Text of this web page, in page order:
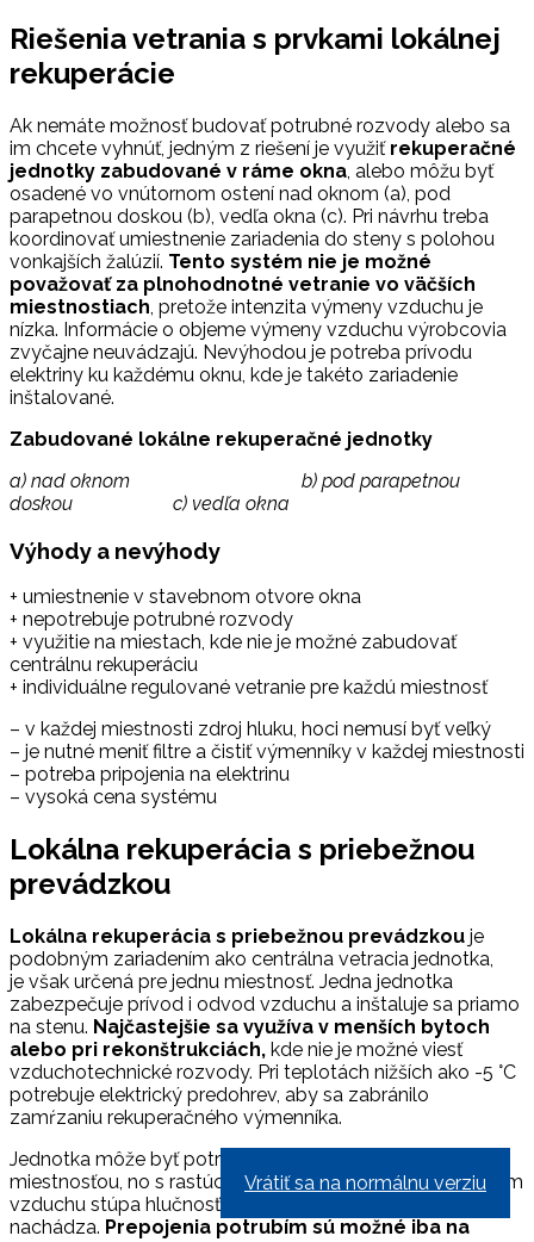
Vrátiť sa na normálnu verziu
Riešenia vetrania s prvkami lokálnej
rekuperácie
Ak nemáte možnosť budovať potrubné rozvody alebo sa
im chcete vyhnúť, jedným z riešení je využiť rekuperačné
jednotky zabudované v ráme okna, alebo môžu byť
osadené vo vnútornom ostení nad oknom (a), pod
parapetnou doskou (b), vedľa okna (c). Pri návrhu treba
koordinovať umiestnenie zariadenia do steny s polohou
vonkajších žalúzií. Tento systém nie je možné
považovať za plnohodnotné vetranie vo väčších
miestnostiach, pretože intenzita výmeny vzduchu je
nízka. Informácie o objeme výmeny vzduchu výrobcovia
zvyčajne neuvádzajú. Nevýhodou je potreba prívodu
elektriny ku každému oknu, kde je takéto zariadenie
inštalované.
Zabudované lokálne rekuperačné jednotky
a) nad oknom b) pod parapetnou
doskou c) vedľa okna
Výhody a nevýhody
+ umiestnenie v stavebnom otvore okna
+ nepotrebuje potrubné rozvody
+ využitie na miestach, kde nie je možné zabudovať
centrálnu rekuperáciu
+ individuálne regulované vetranie pre každú miestnosť
– v každej miestnosti zdroj hluku, hoci nemusí byť veľký
– je nutné meniť filtre a čistiť výmenníky v každej miestnosti
– potreba pripojenia na elektrinu
– vysoká cena systému
Lokálna rekuperácia s priebežnou
prevádzkou
Lokálna rekuperácia s priebežnou prevádzkou je
podobným zariadením ako centrálna vetracia jednotka,
je však určená pre jednu miestnosť. Jedna jednotka
zabezpečuje prívod i odvod vzduchu a inštaluje sa priamo
na stenu. Najčastejšie sa využíva v menších bytoch
alebo pri rekonštrukciách, kde nie je možné viesť
vzduchotechnické rozvody. Pri teplotách nižších ako -5 °C
potrebuje elektrický predohrev, aby sa zabránilo
zamŕzaniu rekuperačného výmenníka.
Jednotka môže byť potrubím prepojená aj s vedľajšou
miestnosťou, no s rastúcou požiadavkou na vetraný objem
vzduchu stúpa hlučnosť v miestnosti, kde sa jednotka
nachádza. Prepojenia potrubím sú možné iba na